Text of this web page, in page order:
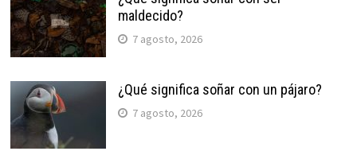
maldecido?
7 agosto, 2026
¿Qué significa soñar con un pájaro?
7 agosto, 2026